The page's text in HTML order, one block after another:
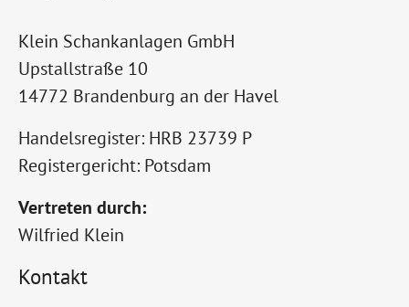
Klein Schankanlagen GmbH
Upstallstraße 10
14772 Brandenburg an der Havel
Handelsregister: HRB 23739 P
Registergericht: Potsdam
Vertreten durch:
Wilfried Klein
Kontakt